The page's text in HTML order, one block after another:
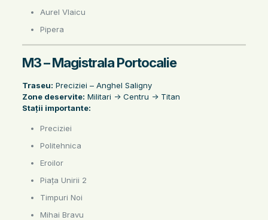
Aurel Vlaicu
Pipera
M3 – Magistrala Portocalie
Traseu: Preciziei – Anghel Saligny
Zone deservite: Militari -> Centru -> Titan
Stații importante:
Preciziei
Politehnica
Eroilor
Piața Unirii 2
Timpuri Noi
Mihai Bravu